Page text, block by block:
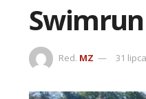
Red. MZ 31